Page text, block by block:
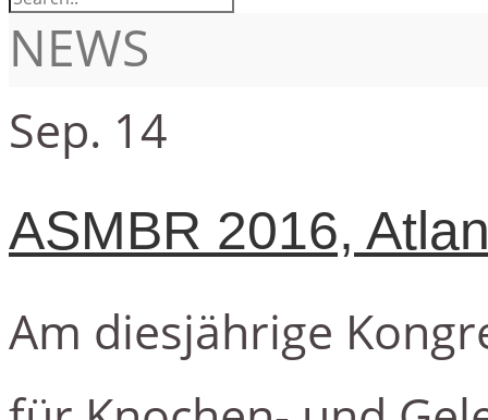
NEWS
Sep. 14
ASMBR 2016,
Am diesjährige